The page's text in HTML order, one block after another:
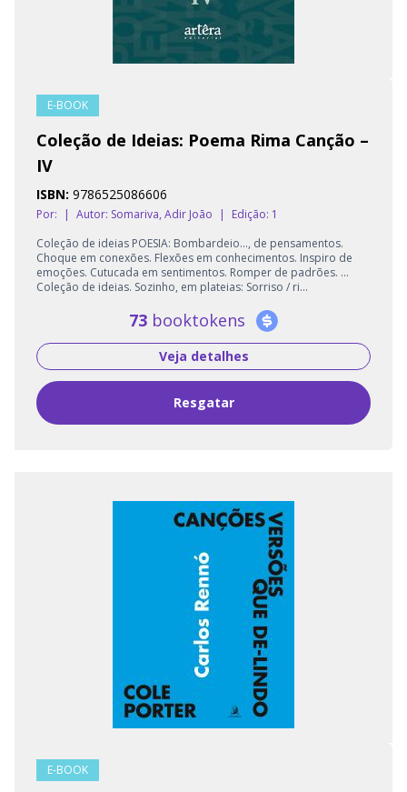
E-BOOK
Coleção de Ideias: Poema Rima Canção –
IV
ISBN: 9786525086606
Por: | Autor: Somariva, Adir João |
Edição: 1
Coleção de ideias POESIA: Bombardeio…, de pensamentos.
Choque em conexões. Flexões em conhecimentos. Inspiro de
emoções. Cutucada em sentimentos. Romper de padrões. …
Coleção de ideias. Sozinho, em plateias: Sorriso / ri...
73 booktokens
Veja detalhes
Resgatar
E-BOOK